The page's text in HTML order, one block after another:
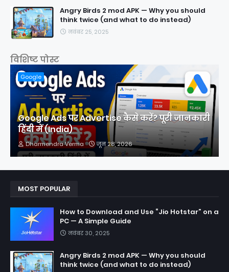
Angry Birds 2 mod APK — Why you should
think twice (and what to do instead)
नवंबर 25, 2025
विशिष्ट पोस्ट
Google
Google Ads पर Advertise कैसे करें? पूरी जानकारी
हिंदी में (India)
Dharmendra Verma जून 28, 2026
MOST POPULAR
How to Download and Use “Jio Hotstar” on a
PC — A Simple Guide
नवंबर 30, 2025
Angry Birds 2 mod APK — Why you should
think twice (and what to do instead)